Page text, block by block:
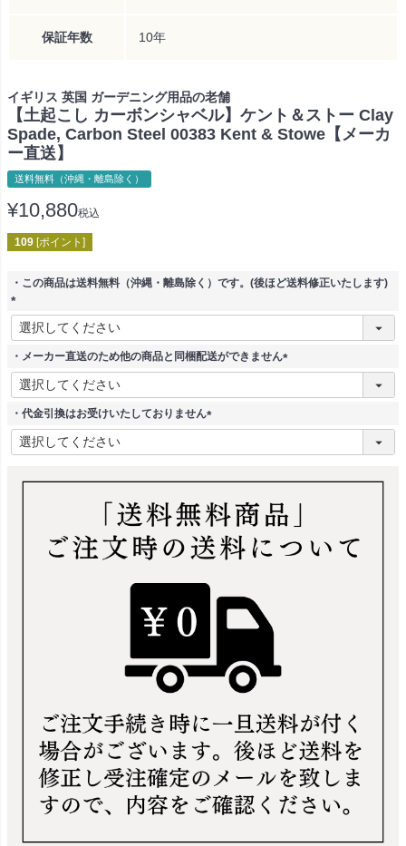
保証年数 10年
イギリス 英国 ガーデニング用品の老舗
【土起こし カーボンシャベル】ケント＆ストー Clay
Spade, Carbon Steel 00383 Kent & Stowe【メーカ
ー直送】
送料無料（沖縄・離島除く）
¥10,880税込
109 [ポイント]
・この商品は送料無料（沖縄・離島除く）です。(後ほど送料修正いたします)
(
必
須・メーカー直送のため他の商品と同梱配送ができません
(
・代金引換はお受けいたしておりません
(
)